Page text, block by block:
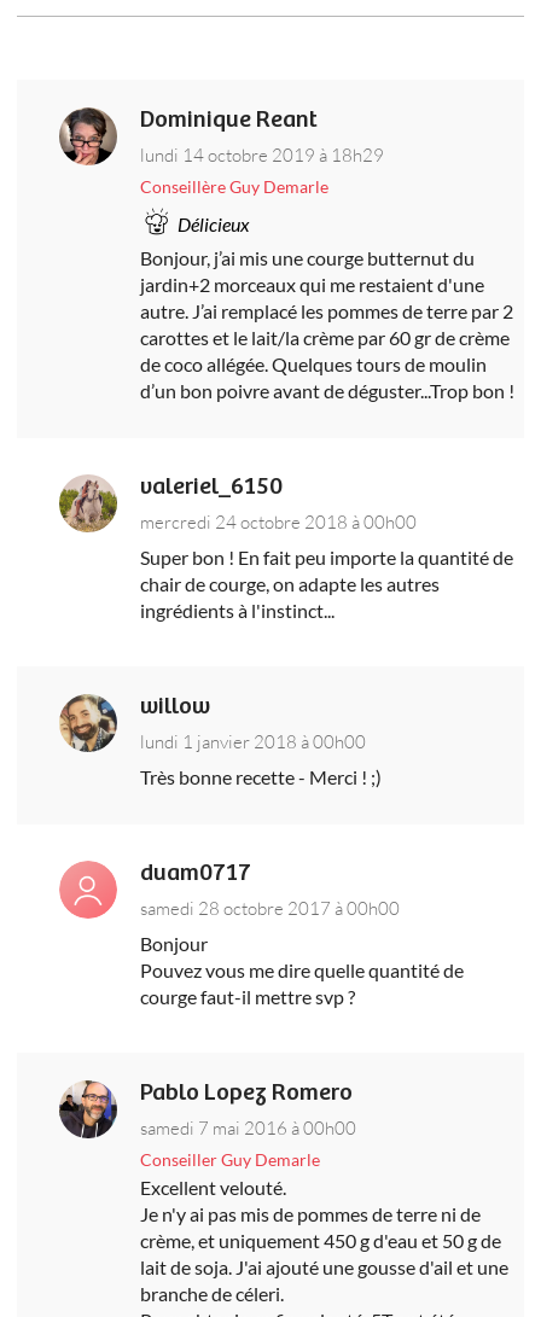
Dominique Reant
lundi 14 octobre 2019 à 18h29
Conseillère Guy Demarle
Délicieux
Bonjour, j’ai mis une courge butternut du
jardin+2 morceaux qui me restaient d'une
autre. J’ai remplacé les pommes de terre par 2
carottes et le lait/la crème par 60 gr de crème
de coco allégée. Quelques tours de moulin
d’un bon poivre avant de déguster...Trop bon !
valeriel_6150
mercredi 24 octobre 2018 à 00h00
Super bon ! En fait peu importe la quantité de
chair de courge, on adapte les autres
ingrédients à l'instinct...
willow
lundi 1 janvier 2018 à 00h00
Très bonne recette - Merci ! ;)
duam0717
samedi 28 octobre 2017 à 00h00
Bonjour
Pouvez vous me dire quelle quantité de
courge faut-il mettre svp ?
Pablo Lopez Romero
samedi 7 mai 2016 à 00h00
Conseiller Guy Demarle
Excellent velouté.
Je n'y ai pas mis de pommes de terre ni de
crème, et uniquement 450 g d'eau et 50 g de
lait de soja. J'ai ajouté une gousse d'ail et une
branche de céleri.